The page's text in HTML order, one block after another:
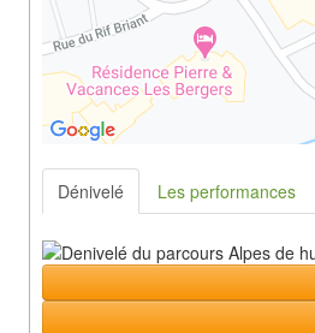
Dénivelé Les performances